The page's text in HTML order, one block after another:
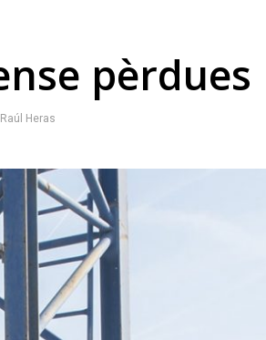
pèrdues
Raúl Heras